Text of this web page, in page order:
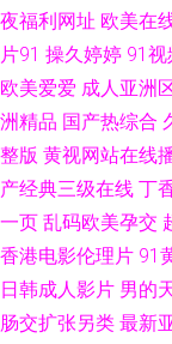
精品产品日精品产品
香五月影院AV 日韩
欧美性爱a 伊人肏屄
秀 精品免费产品精品
欧美高清日本阿v 色
91伊人极品自拍 激情
夜福利网址 欧美在
片91 操久婷婷 91
欧美爱爱 成人亚洲
洲精品 国产热综合
整版 黄视网站在线
产经典三级在线 丁
一页 乱码欧美孕交
香港电影伦理片 91
日韩成人影片 男的
肠交扩张另类 最新